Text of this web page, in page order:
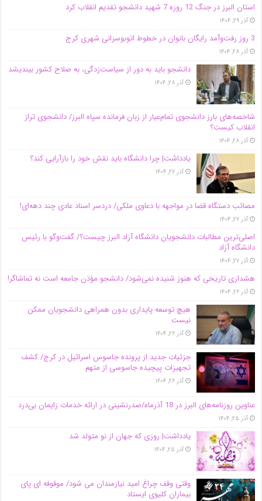
استان البرز در جنگ 12 روزه 7 شهید دانشجو تقدیم انقلاب کرد
آذر ۲۹, ۱۴۰۴
3 روز رفت‌وآمد رایگان بانوان در خطوط اتوبوسرانی شهری کرج
آذر ۲۸, ۱۴۰۴
دانشجو باید به دور از سیاست‌زدگی، به صلاح کشور بیندیشد
آذر ۲۸, ۱۴۰۴
شاخصه‌های بارز دانشجوی تمام‌عیار از زبان فرمانده سپاه البرز/ دانشجوی تراز
انقلاب کیست؟
آذر ۲۸, ۱۴۰۴
یادداشت| چرا دانشگاه باید نقش خود را بازآرایی کند؟
آذر ۲۷, ۱۴۰۴
مصائب دستگاه قضا در مواجهه با دعاوی ملکی/ دردسر اسناد عادی چند‌ دهه‌ای!
آذر ۲۷, ۱۴۰۴
اصلی‌ترین مطالبات دانشجویان دانشگاه آزاد البرز چیست؟/ گفت‌وگو با رئیس
دانشگاه آز‌اد
آذر ۲۷, ۱۴۰۴
هشداری تاریخی که هنوز شنیده نمی‌شود/ دانشجو مؤذن جامعه است نه تماشاگر!
آذر ۲۶, ۱۴۰۴
هیچ توسعه پایداری بدون همراهی دانشجویان ممکن
نیست
آذر ۲۶, ۱۴۰۴
جزئیات جدید از پرونده جاسوس اسرائیل در کرج/‌ کشف
تجهیزات پیچیده جاسوسی از متهم
آذر ۲۶, ۱۴۰۴
عناوین روزنامه‌های البرز در ‌18 آذرماه/صدرنشینی در ارائه خدمات زایمان بی‌درد
آذر ۲۵, ۱۴۰۴
یادداشت| روزی که جهان از نو متولد شد
آذر ۲۵, ۱۴۰۴
وقتی وقف چراغ امید نیازمندان می شود/ موقوفه ای پای
بیماران کلیوی ایستاد